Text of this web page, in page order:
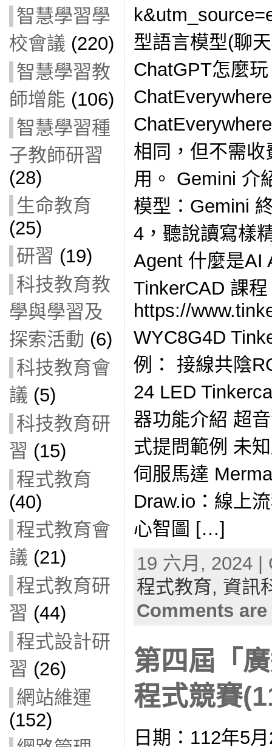
智慧學習學
校會議 (220)
智慧學習教
師增能 (106)
智慧學習種
子教師研習
(28)
生命教育
(25)
研習 (19)
科技教育教
學與學習及
探索活動 (6)
科技教育會
議 (5)
科技教育研
習 (15)
程式教育
(40)
程式教育會
議 (21)
程式教育研
習 (44)
程式設計研
習 (26)
網站維運
(152)
型語言模型(聊
ChatGPT怎麼
相同，但不需
用。 Gemini 介
模型：Gemini
4，聽說讀寫樣
Agent 什麼是AI
TinkerCAD 課程
https://
WYC8G4D
例： 接線共陰
24 LED
器功能介紹 超
式提問範例 未
伺服馬達
Draw.io：線上
心智圖 […]
19 六月, 2024
程式教育, 資訊
Comments
第四屆「
程式競賽
日期：112年5